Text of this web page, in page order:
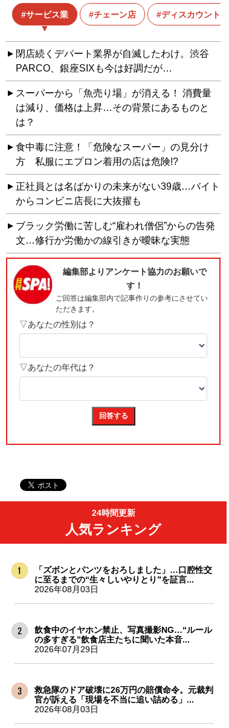
サービス業 チェーン店 ディスカウントス
閉店続くデパート業界が自滅したわけ。渋谷
PARCO、銀座SIXも今は好調だが…
スーパーから「魚売り場」が消える！ 消費量
は減り、価格は上昇…その背景にあるものと
は？
食中毒に注意！「危険なスーパー」の見分け
方 私服にエプロン着用の店は危険!?
正社員とは名ばかりの未来がない39歳…バイト
からコンビニ店長に大抜擢も
ブラック労働に苦しむ“雇われ僧侶”からの告発
文…修行か労働かの線引きが曖昧な実態
24時間更新
人気ランキング
「ズボンとパンツをおろしました」…口腔性交
に至るまでの“生々しいやりとり”を証言...
2026年08月03日
飲食中のイヤホン禁止、写真撮影NG…“ルール
の多すぎる”飲食店主たちに聞いた本音...
2026年07月29日
救急隊のドア破壊に26万円の賠償命令。元裁判
官が訴える「現場を不当に追い詰める」...
2026年08月03日